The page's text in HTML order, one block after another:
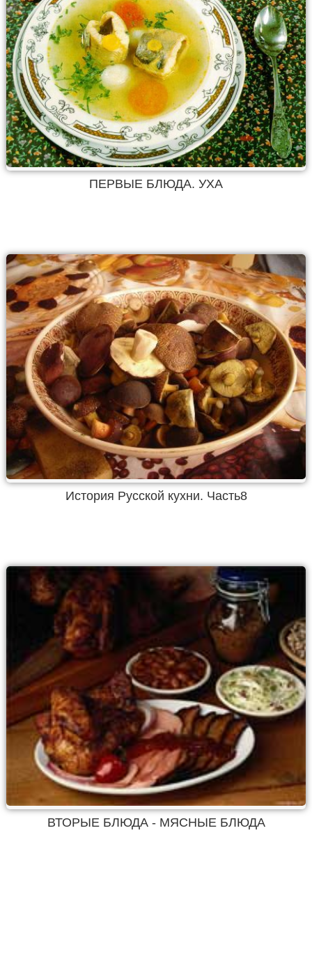
ПЕРВЫЕ БЛЮДА. УХА
История Русской кухни. Часть8
ВТОРЫЕ БЛЮДА - МЯСНЫЕ БЛЮДА